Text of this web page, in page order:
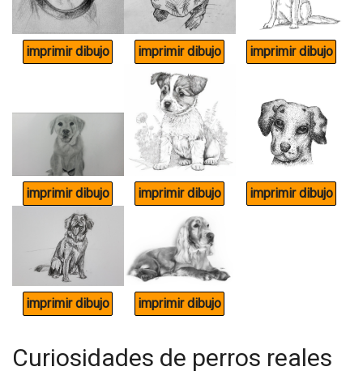
Curiosidades de perros reales